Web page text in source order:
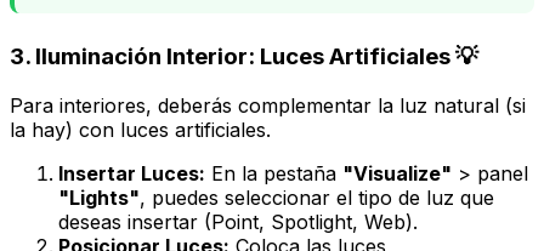
3. Iluminación Interior: Luces Artificiales 💡
Para interiores, deberás complementar la luz natural (si
la hay) con luces artificiales.
Insertar Luces: En la pestaña "Visualize" > panel
"Lights", puedes seleccionar el tipo de luz que
deseas insertar (Point, Spotlight, Web).